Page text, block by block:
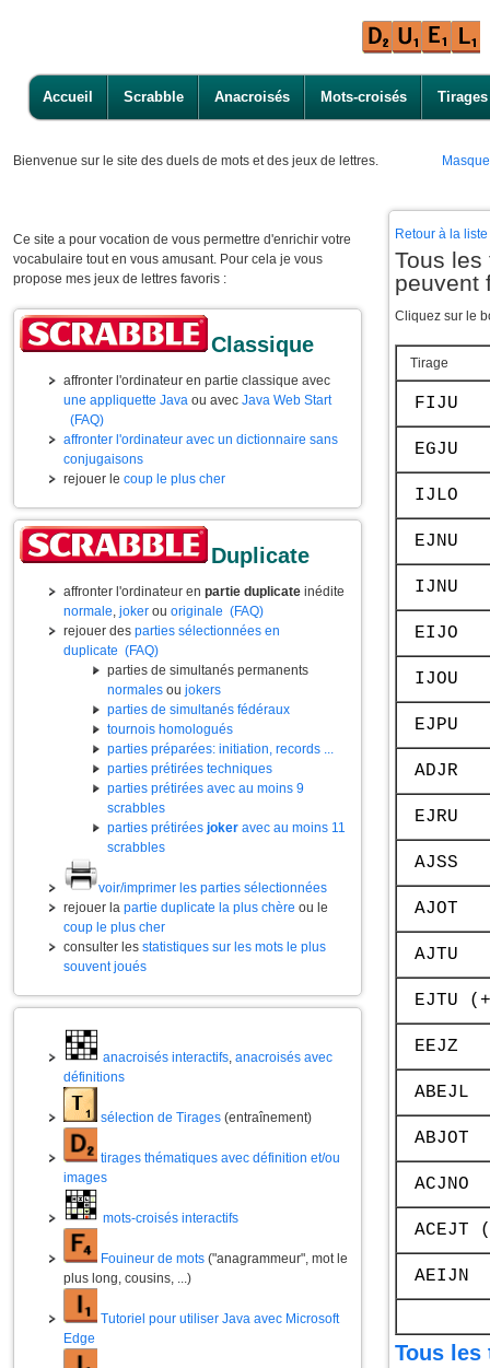
Accueil Scrabble Anacroisés Mots-croisés Tirages
Bienvenue sur le site des duels de mots et des jeux de lettres.
Ce site a pour vocation de vous permettre d'enrichir votre
vocabulaire tout en vous amusant. Pour cela je vous
propose mes jeux de lettres favoris :
Classique
affronter l'ordinateur en partie classique avec
une appliquette Java ou avec Java Web Start
(FAQ)
affronter l'ordinateur avec un dictionnaire sans
conjugaisons
rejouer le coup le plus cher
Duplicate
affronter l'ordinateur en partie duplicate inédite
normale, joker ou originale (FAQ)
rejouer des parties sélectionnées en
duplicate (FAQ)
parties de simultanés permanents
normales ou jokers
parties de simultanés fédéraux
tournois homologués
parties préparées: initiation, records ...
parties prétirées techniques
parties prétirées avec au moins 9
scrabbles
parties prétirées joker avec au moins 11
scrabbles
voir/imprimer les parties sélectionnées
rejouer la partie duplicate la plus chère ou le
coup le plus cher
consulter les statistiques sur les mots le plus
souvent joués
anacroisés interactifs, anacroisés avec
définitions
sélection de Tirages (entraînement)
tirages thématiques avec définition et/ou
images
mots-croisés interactifs
Fouineur de mots ("anagrammeur", mot le
plus long, cousins, ...)
Tutoriel pour utiliser Java avec Microsoft
Edge
Retour à la
Tous
peuvent
Cliquez sur le
Tirage
FIJU
EGJU
IJLO
EJNU
IJNU
EIJO
IJOU
EJPU
ADJR
EJRU
AJSS
AJOT
AJTU
EJTU
EEJZ
ABEJL
ABJOT
ACJNO
ACEJT
AEIJN
Tous les